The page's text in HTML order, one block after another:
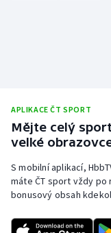
APLIKACE ČT SPORT
Mějte celý
velké
S mobilní aplikací,
máte ČT sport vždy po
bonusový obsah